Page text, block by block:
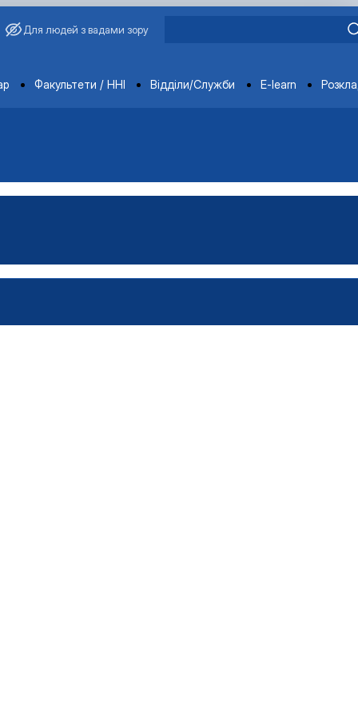
Для людей з вадами зору
Факультети / ННІ Відділи/Служби E-learn
та методичні рекомендації